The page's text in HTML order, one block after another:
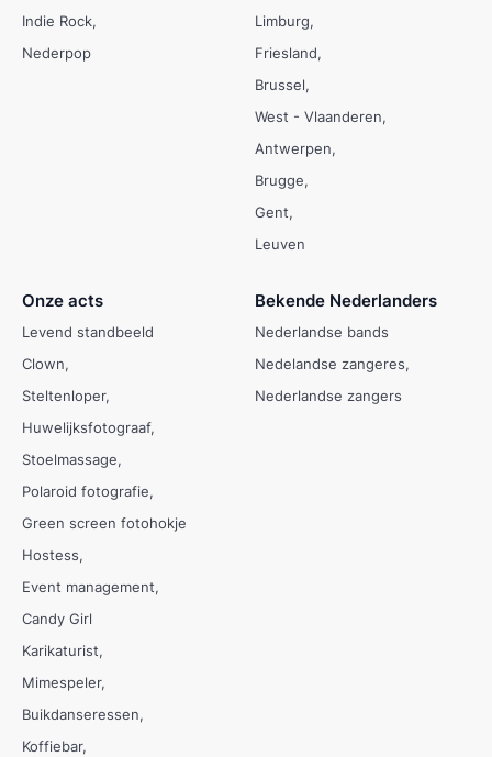
Indie Rock
Nederpop
Limburg
Friesland
Brussel
West - Vlaanderen
Antwerpen
Brugge
Gent
Leuven
Onze acts
Levend standbeeld
Clown
Steltenloper
Huwelijksfotograaf
Stoelmassage
Polaroid fotografie
Green screen fotohokje
Hostess
Event management
Candy Girl
Karikaturist
Mimespeler
Buikdanseressen
Koffiebar
Bekende Nederlanders
Nederlandse bands
Nedelandse zangeres
Nederlandse zangers